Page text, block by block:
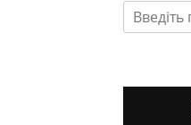
Search
for: